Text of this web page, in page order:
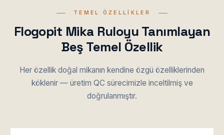
TEMEL ÖZELLIKLER
Flogopit Mika Ruloyu Tanımlayan
Beş Temel Özellik
Her özellik doğal mikanın kendine özgü özelliklerinden
köklenir — üretim QC sürecimizle inceltilmiş ve
doğrulanmıştır.